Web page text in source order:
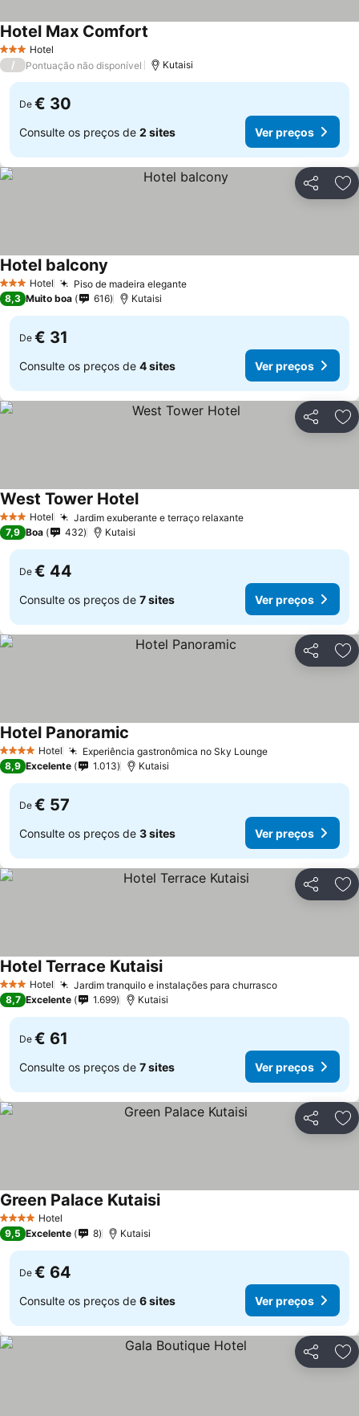
3 EstrelasHotel
Hotel Max Comfort
/ Pontuação não disponível Kutaisi
De € 30
Consulte os preços de 2 sites Ver preços
Partilhar
3 EstrelasHotel Piso de madeira elegante
Hotel balcony
8,3 Muito boa 616 Kutaisi
De € 31
Consulte os preços de 4 sites Ver preços
Partilhar
3 EstrelasHotel Jardim exuberante e terraço relaxante
West Tower Hotel
7,9 Boa 432 Kutaisi
De € 44
Consulte os preços de 7 sites Ver preços
Partilhar
4 EstrelasHotel Experiência gastronômica no Sky Lounge
Hotel Panoramic
8,9 Excelente 1.013 Kutaisi
De € 57
Consulte os preços de 3 sites Ver preços
Partilhar
3 EstrelasHotel Jardim tranquilo e instalações para churrasco
Hotel Terrace Kutaisi
8,7 Excelente 1.699 Kutaisi
De € 61
Consulte os preços de 7 sites Ver preços
Partilhar
4 EstrelasHotel
Green Palace Kutaisi
9,5 Excelente 8 Kutaisi
De € 64
Consulte os preços de 6 sites Ver preços
Partilhar